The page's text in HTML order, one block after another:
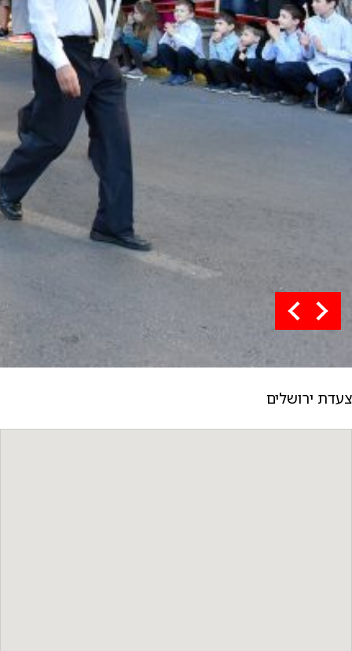
צעדת ירושלים